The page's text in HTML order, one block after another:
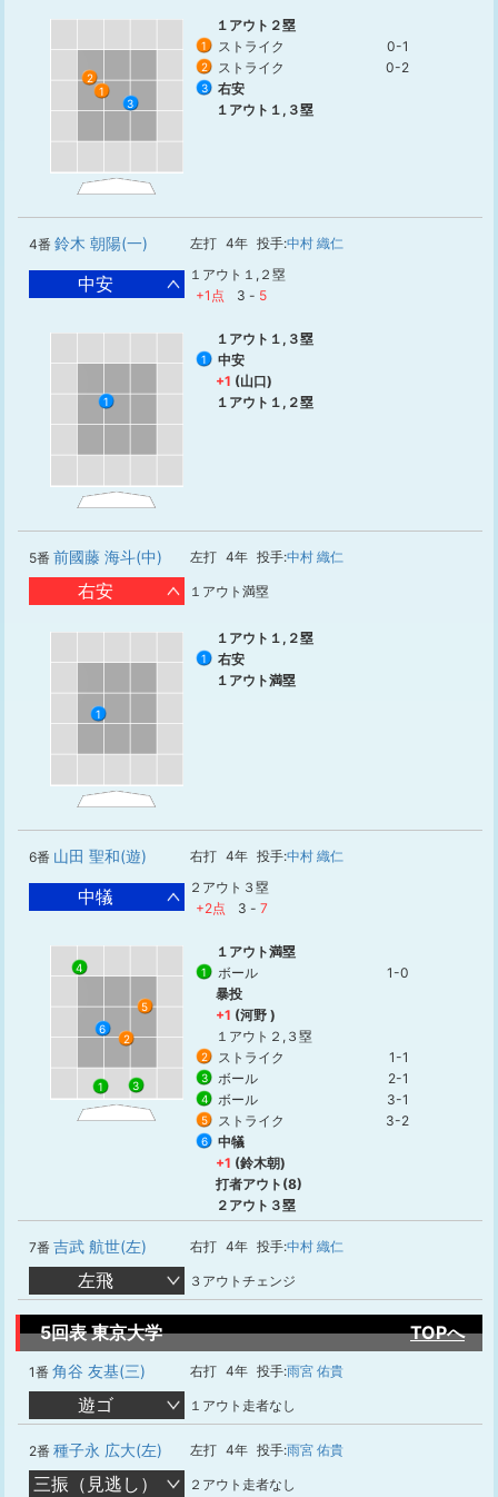
1
2
3
１アウト２塁
1 ストライク 0-1
2 ストライク 0-2
3
右安
１アウト１,３塁
4番 鈴木 朝陽(一) 左打 4年 投手:中村 織仁
中安
１アウト１,２塁
+1点
3 - 5
1
１アウト１,３塁
1
中安
+1 (山口)
１アウト１,２塁
5番 前國藤 海斗(中) 左打 4年 投手:中村 織仁
右安 １アウト満塁
1
１アウト１,２塁
1
右安
１アウト満塁
6番 山田 聖和(遊) 右打 4年 投手:中村 織仁
中犠
２アウト３塁
+2点
3 - 7
1
2
3
4
5
6
１アウト満塁
1 ボール
1-0
暴投
+1 (河野 )
１アウト２,３塁
2 ストライク 1-1
3 ボール 2-1
4 ボール 3-1
5 ストライク 3-2
6
中犠
+1 (鈴木朝)
打者アウト(8)
２アウト３塁
7番 吉武 航世(左) 右打 4年 投手:中村 織仁
左飛 ３アウトチェンジ
5回表 東京大学 TOPへ
1番 角谷 友基(三) 右打 4年 投手:雨宮 佑貴
遊ゴ １アウト走者なし
2番 種子永 広大(左) 左打 4年 投手:雨宮 佑貴
三振（見逃し） ２アウト走者なし